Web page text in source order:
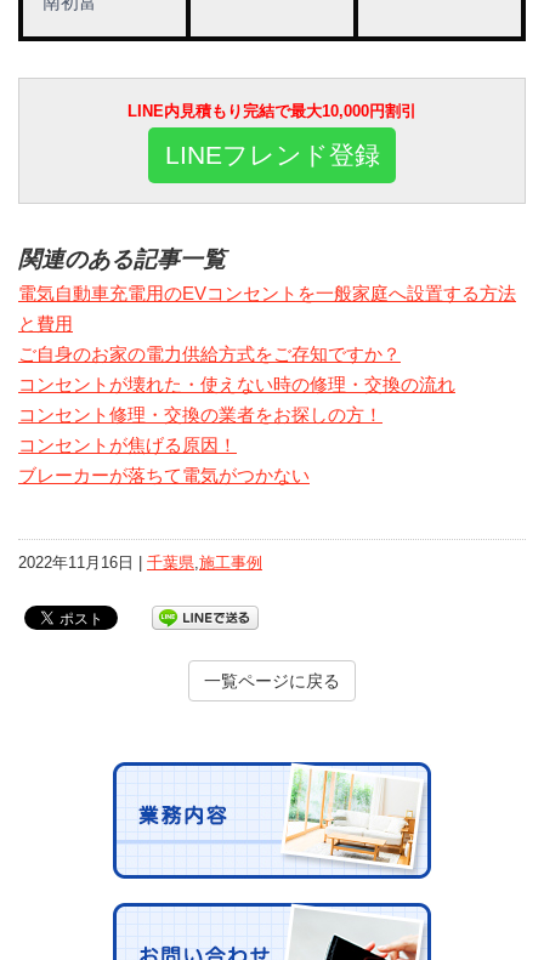
LINE内見積もり完結で最大10,000円割引
LINEフレンド登録
関連のある記事一覧
電気自動車充電用のEVコンセントを一般家庭へ設置する方法
と費用
ご自身のお家の電力供給方式をご存知ですか？
コンセントが壊れた・使えない時の修理・交換の流れ
コンセント修理・交換の業者をお探しの方！
コンセントが焦げる原因！
ブレーカーが落ちて電気がつかない
2022年11月16日 | 千葉県 施工事例
一覧ページに戻る